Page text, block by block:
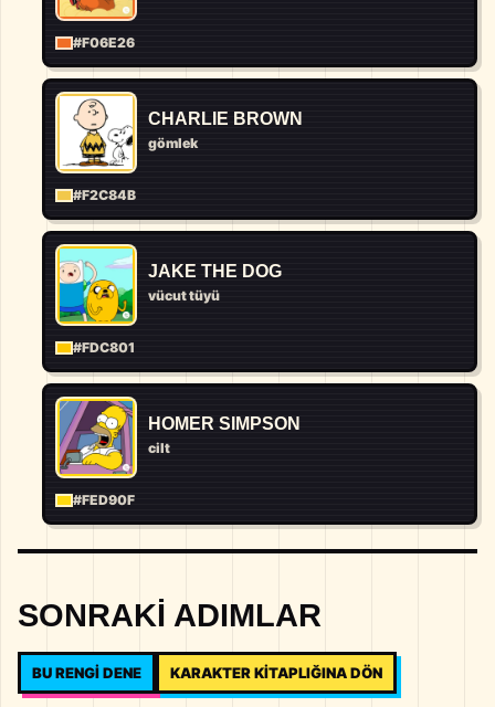
#F06E26
CHARLIE BROWN
gömlek
#F2C84B
JAKE THE DOG
vücut tüyü
#FDC801
HOMER SIMPSON
cilt
#FED90F
SONRAKI ADIMLAR
BU RENGI DENE KARAKTER KITAPLIĞINA DÖN